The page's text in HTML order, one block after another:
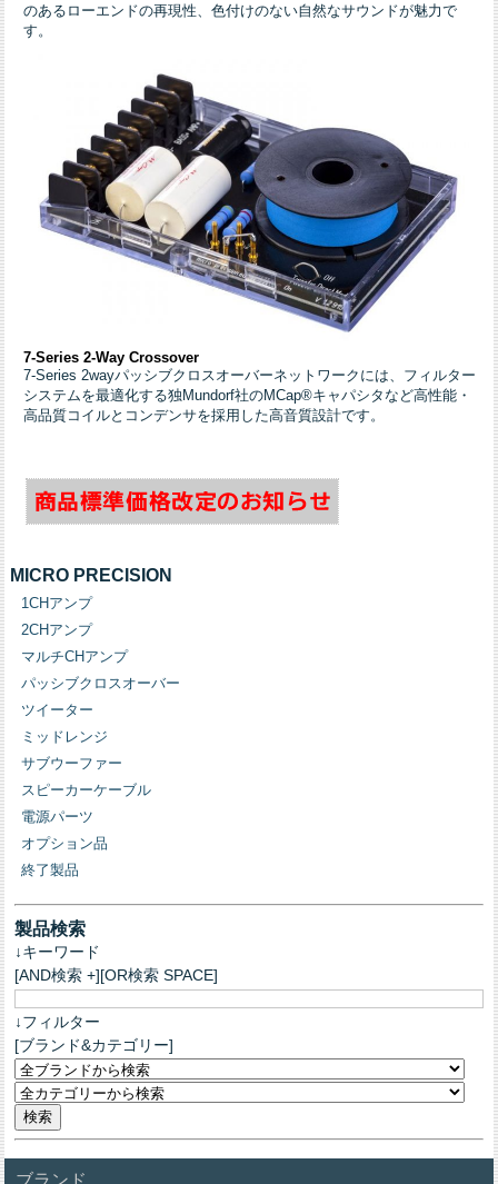
のあるローエンドの再現性、色付けのない自然なサウンドが魅力で
す。
7-Series 2-Way Crossover
7-Series 2wayパッシブクロスオーバーネットワークには、フィルター
システムを最適化する独Mundorf社のMCap®キャパシタなど高性能・
高品質コイルとコンデンサを採用した高音質設計です。
MICRO PRECISION
1CHアンプ
2CHアンプ
マルチCHアンプ
パッシブクロスオーバー
ツイーター
ミッドレンジ
サブウーファー
スピーカーケーブル
電源パーツ
オプション品
終了製品
製品検索
↓キーワード
[AND検索 +][OR検索 SPACE]
↓フィルター
[ブランド&カテゴリー]
ブランド